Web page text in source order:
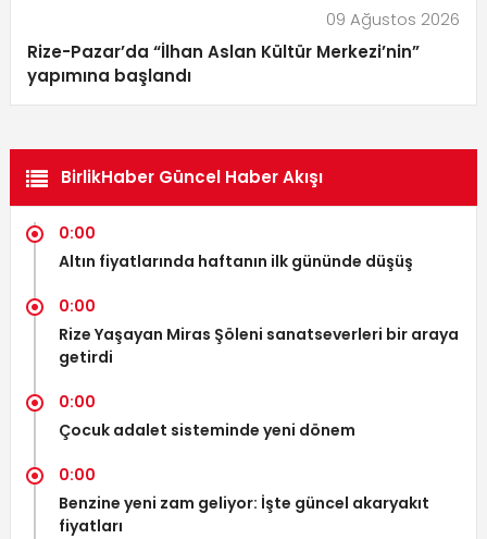
09 Ağustos 2026
Rize-Pazar’da “İlhan Aslan Kültür Merkezi’nin”
yapımına başlandı
BirlikHaber Güncel Haber Akışı
0:00
Altın fiyatlarında haftanın ilk gününde düşüş
0:00
Rize Yaşayan Miras Şöleni sanatseverleri bir araya
getirdi
0:00
Çocuk adalet sisteminde yeni dönem
0:00
Benzine yeni zam geliyor: İşte güncel akaryakıt
fiyatları